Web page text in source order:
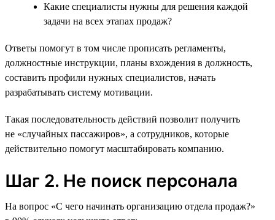
Какие специалисты нужны для решения каждой
задачи на всех этапах продаж?
Ответы помогут в том числе прописать регламенты,
должностные инструкции, планы вхождения в должность,
составить профили нужных специалистов, начать
разрабатывать систему мотивации.
Такая последовательность действий позволит получить
не «случайных пассажиров», а сотрудников, которые
действительно помогут масштабировать компанию.
Шаг 2. Не поиск персонала
На вопрос «С чего начинать организацию отдела продаж?»